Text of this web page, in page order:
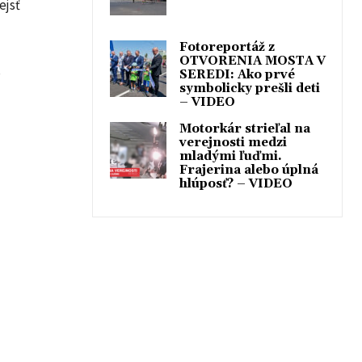
Fotoreportáž z
OTVORENIA MOSTA V
SEREDI: Ako prvé
symbolicky prešli deti
– VIDEO
Motorkár strieľal na
verejnosti medzi
mladými ľuďmi.
Frajerina alebo úplná
hlúposť? – VIDEO